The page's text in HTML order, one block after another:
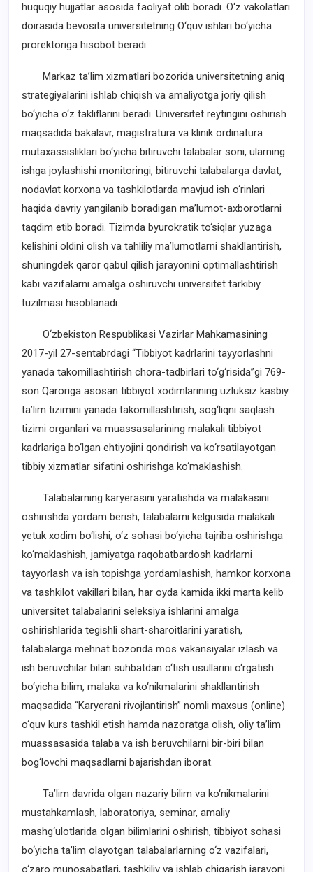
huquqiy hujjatlar asosida faoliyat olib boradi. O‘z vakolatlari
doirasida bevosita universitetning O‘quv ishlari bo‘yicha
prorektoriga hisobot beradi.
Markaz ta’lim xizmatlari bozorida universitetning aniq
strategiyalarini ishlab chiqish va amaliyotga joriy qilish
bo‘yicha o‘z takliflarini beradi. Universitet reytingini oshirish
maqsadida bakalavr, magistratura va klinik ordinatura
mutaxassisliklari bo‘yicha bitiruvchi talabalar soni, ularning
ishga joylashishi monitoringi, bitiruvchi talabalarga davlat,
nodavlat korxona va tashkilotlarda mavjud ish o‘rinlari
haqida davriy yangilanib boradigan ma’lumot-axborotlarni
taqdim etib boradi. Tizimda byurokratik to‘siqlar yuzaga
kelishini oldini olish va tahliliy ma’lumotlarni shakllantirish,
shuningdek qaror qabul qilish jarayonini optimallashtirish
kabi vazifalarni amalga oshiruvchi universitet tarkibiy
tuzilmasi hisoblanadi.
O‘zbekiston Respublikasi Vazirlar Mahkamasining
2017-yil 27-sentabrdagi “Tibbiyot kadrlarini tayyorlashni
yanada takomillashtirish chora-tadbirlari to‘g‘risida”gi 769-
son Qaroriga asosan tibbiyot xodimlarining uzluksiz kasbiy
ta’lim tizimini yanada takomillashtirish, sog‘liqni saqlash
tizimi organlari va muassasalarining malakali tibbiyot
kadrlariga bo‘lgan ehtiyojini qondirish va ko‘rsatilayotgan
tibbiy xizmatlar sifatini oshirishga ko‘maklashish.
Talabalarning karyerasini yaratishda va malakasini
oshirishda yordam berish, talabalarni kelgusida malakali
yetuk xodim bo‘lishi, o‘z sohasi bo‘yicha tajriba oshirishga
ko‘maklashish, jamiyatga raqobatbardosh kadrlarni
tayyorlash va ish topishga yordamlashish, hamkor korxona
va tashkilot vakillari bilan, har oyda kamida ikki marta kelib
universitet talabalarini seleksiya ishlarini amalga
oshirishlarida tegishli shart-sharoitlarini yaratish,
talabalarga mehnat bozorida mos vakansiyalar izlash va
ish beruvchilar bilan suhbatdan o‘tish usullarini o‘rgatish
bo‘yicha bilim, malaka va ko‘nikmalarini shakllantirish
maqsadida “Karyerani rivojlantirish” nomli maxsus (online)
o‘quv kurs tashkil etish hamda nazoratga olish, oliy ta’lim
muassasasida talaba va ish beruvchilarni bir-biri bilan
bog‘lovchi maqsadlarni bajarishdan iborat.
Ta’lim davrida olgan nazariy bilim va ko‘nikmalarini
mustahkamlash, laboratoriya, seminar, amaliy
mashg‘ulotlarida olgan bilimlarini oshirish, tibbiyot sohasi
bo‘yicha ta’lim olayotgan talabalarlarning o‘z vazifalari,
o‘zaro munosabatlari, tashkiliy va ishlab chiqarish jarayoni